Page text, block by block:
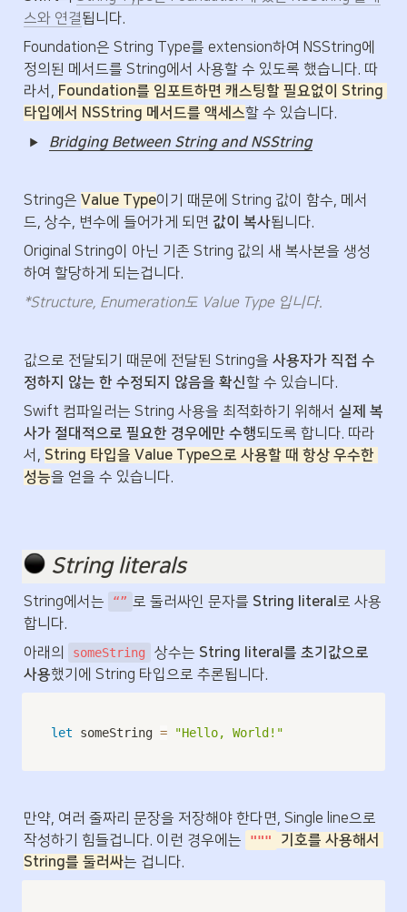
스와 연결됩니다.
Foundation은 String Type를 extension하여 NSString에
정의된 메서드를 String에서 사용할 수 있도록 했습니다. 따
라서, Foundation를 임포트하면 캐스팅할 필요없이 String
타입에서 NSString 메서드를 액세스할 수 있습니다.
Bridging Between String and NSString
String은 Value Type이기 때문에 String 값이 함수, 메서
드, 상수, 변수에 들어가게 되면 값이 복사됩니다.
Original String이 아닌 기존 String 값의 새 복사본을 생성
하여 할당하게 되는겁니다.
*Structure, Enumeration도 Value Type 입니다.
값으로 전달되기 때문에 전달된 String을 사용자가 직접 수
정하지 않는 한 수정되지 않음을 확신할 수 있습니다.
Swift 컴파일러는 String 사용을 최적화하기 위해서 실제 복
사가 절대적으로 필요한 경우에만 수행되도록 합니다. 따라
서, String 타입을 Value Type으로 사용할 때 항상 우수한
성능을 얻을 수 있습니다.
String literals
String에서는 “” 로 둘러싸인 문자를 String literal 로 사용
합니다.
아래의
someString 상수는 String literal를 초기값으로
사용했기에 String 타입으로 추론됩니다.
let someString = "Hello, World!"
만약, 여러 줄짜리 문장을 저장해야 한다면, Single line으로
작성하기 힘들겁니다. 이런 경우에는
"""
기호를 사용해서
String를 둘러싸는 겁니다.